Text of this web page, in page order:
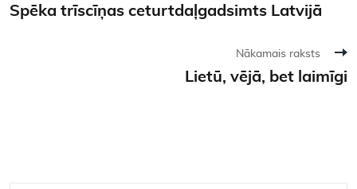
Spēka trīscīņas ceturtdaļgadsimts Latvijā
Nākamais raksts
Lietū, vējā, bet laimīgi